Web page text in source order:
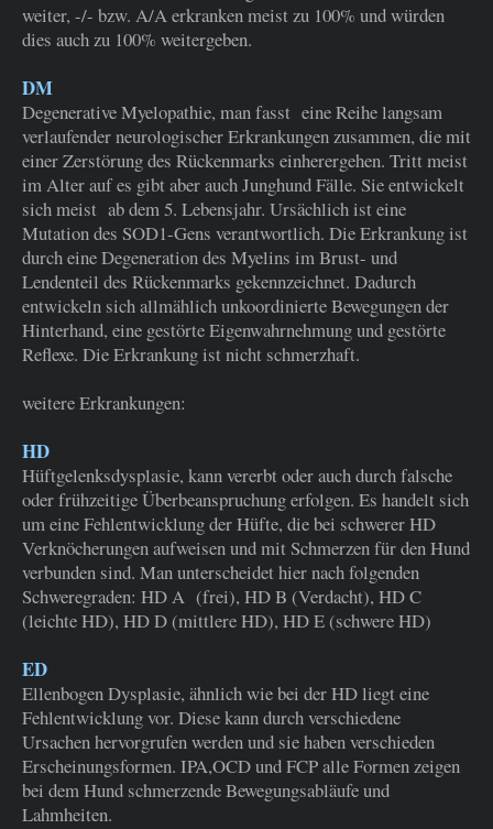
weiter, -/- bzw. A/A erkranken meist zu 100% und würden
dies auch zu 100% weitergeben.
DM
Degenerative Myelopathie, man fasst eine Reihe langsam
verlaufender neurologischer Erkrankungen zusammen, die mit
einer Zerstörung des Rückenmarks einherergehen. Tritt meist
im Alter auf es gibt aber auch Junghund Fälle. Sie entwickelt
sich meist ab dem 5. Lebensjahr. Ursächlich ist eine
Mutation des SOD1-Gens verantwortlich. Die Erkrankung ist
durch eine Degeneration des Myelins im Brust- und
Lendenteil des Rückenmarks gekennzeichnet. Dadurch
entwickeln sich allmählich unkoordinierte Bewegungen der
Hinterhand, eine gestörte Eigenwahrnehmung und gestörte
Reflexe. Die Erkrankungist nicht schmerzhaft.
weitere Erkrankungen:
HD
Hüftgelenksdysplasie, kann vererbt oder auch durch falsche
oder frühzeitige Überbeanspruchung erfolgen. Es handelt sich
um eine Fehlentwicklung der Hüfte, die bei schwerer HD
Verknöcherungen aufweisen und mit Schmerzen für den Hund
verbunden sind. Man unterscheidet hier nach folgenden
Schweregraden: HD A (frei), HD B (Verdacht), HD C
(leichte HD), HD D (mittlere HD), HD E (schwere HD)
ED
Ellenbogen Dysplasie, ähnlich wie bei der HD liegt eine
Fehlentwicklung vor. Diese kann durch verschiedene
Ursachen hervorgrufen werden und sie haben verschieden
Erscheinungsformen. IPA,OCD und FCP alle Formen zeigen
bei dem Hund schmerzende Bewegungsabläufe und
Lahmheiten.